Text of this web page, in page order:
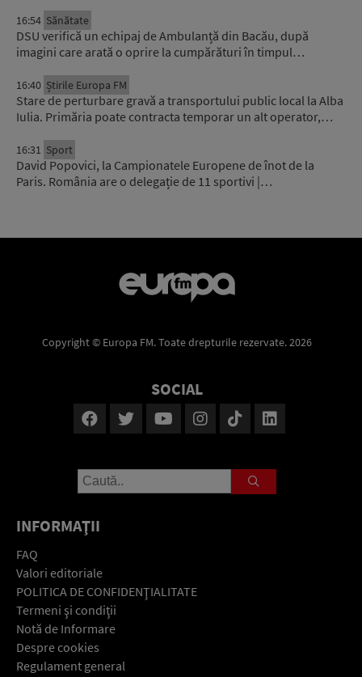
16:54 Sănătate
DSU verifică un echipaj de Ambulanță din Bacău, după
imagini care arată o oprire la cumpărături în timpul…
16:40 Știrile Europa FM
Stare de perturbare gravă a transportului public local la Alba
Iulia. Primăria poate contracta temporar un alt operator,…
16:31 Sport
David Popovici, la Campionatele Europene de înot de la
Paris. România are o delegație de 11 sportivi |…
Copyright © Europa FM. Toate drepturile rezervate. 2026
SOCIAL
INFORMAŢII
FAQ
Valori editoriale
POLITICA DE CONFIDENŢIALITATE
Termeni şi condiţii
Notă de Informare
Despre cookies
Regulament general